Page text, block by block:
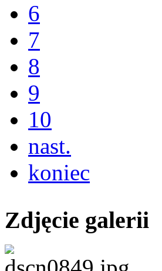
6
7
8
9
10
nast.
koniec
Zdjęcie galerii